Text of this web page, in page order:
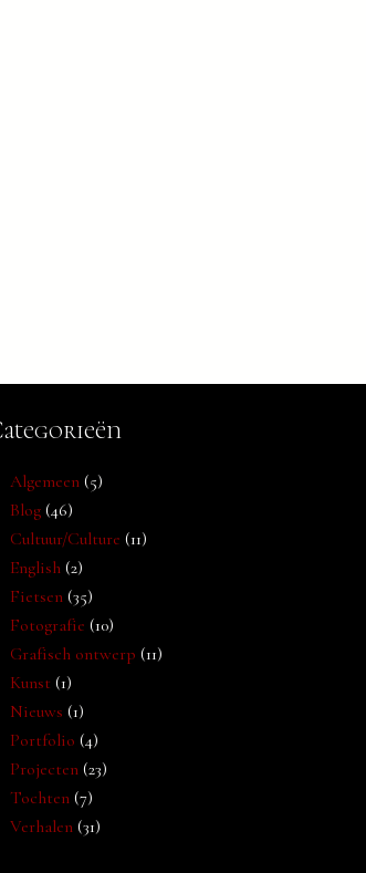
Algemeen (5)
Blog (46)
Cultuur/Culture (11)
English (2)
Fietsen (35)
Fotografie (10)
Grafisch ontwerp (11)
Kunst (1)
Nieuws (1)
Portfolio (4)
Projecten (23)
Tochten (7)
Verhalen (31)